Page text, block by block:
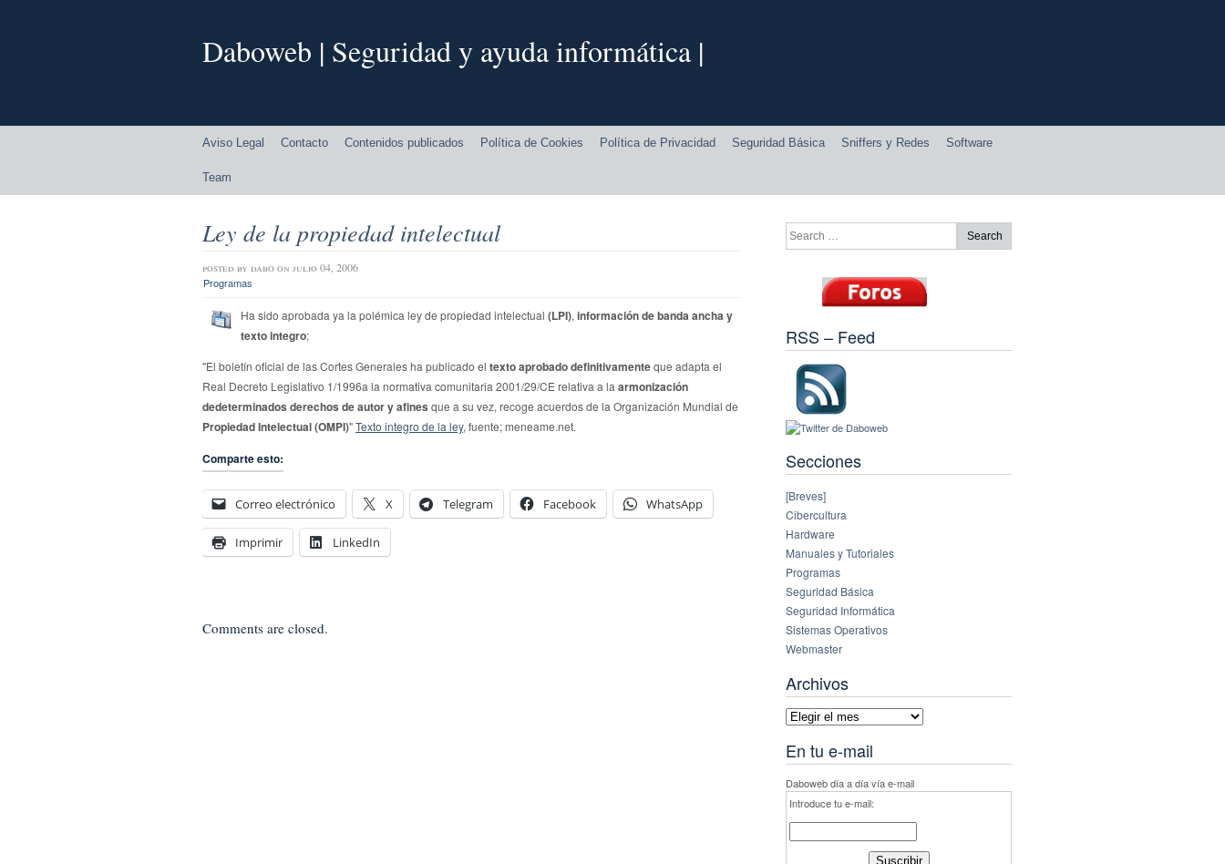
Daboweb | Seguridad y ayuda informática |
Aviso Legal Contacto Contenidos publicados Política de Cookies Política de Privacidad Seguridad Básica Sniffers y Redes Software
Team
Ley de la propiedad intelectual
posted by dabo on julio 04, 2006
Programas
Ha sido aprobada ya la polémica ley de propiedad intelectual (LPI), información de banda ancha y
texto integro;
"El boletín oficial de las Cortes Generales ha publicado el texto aprobado definitivamenteque adapta el
Real Decreto Legislativo 1/1996a la normativa comunitaria 2001/29/CE relativa a la armonización
dedeterminados derechos de autor y afines que a su vez, recoge acuerdos de la Organización Mundial de
Propiedad Intelectual (OMPI)"Texto integro de la ley, fuente; meneame.net.
Comparte esto:
Correo electrónico X Telegram Facebook WhatsApp
Imprimir LinkedIn
Comments are closed.
RSS – Feed
Secciones
[Breves]
Cibercultura
Hardware
Manuales y Tutoriales
Programas
Seguridad Básica
Seguridad Informática
Sistemas Operativos
Webmaster
Archivos
Archivos
En tu e-mail
Daboweb día a día vía e-mail
Introduce tu e-mail: